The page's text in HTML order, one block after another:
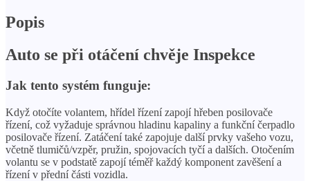
Popis
Auto se při otáčení chvěje Inspekce
Jak tento systém funguje:
Když otočíte volantem, hřídel řízení zapojí hřeben posilovače
řízení, což vyžaduje správnou hladinu kapaliny a funkční čerpadlo
posilovače řízení. Zatáčení také zapojuje další prvky vašeho vozu,
včetně tlumičů/vzpěr, pružin, spojovacích tyčí a dalších. Otočením
volantu se v podstatě zapojí téměř každý komponent zavěšení a
řízení v přední části vozidla.